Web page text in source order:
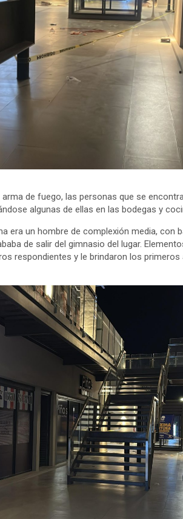
de fuego, las personas que se
algunas de ellas en las bodegas y
era un hombre de complexión media, con
de salir del gimnasio del lugar.
respondientes y le brindaron los primeros